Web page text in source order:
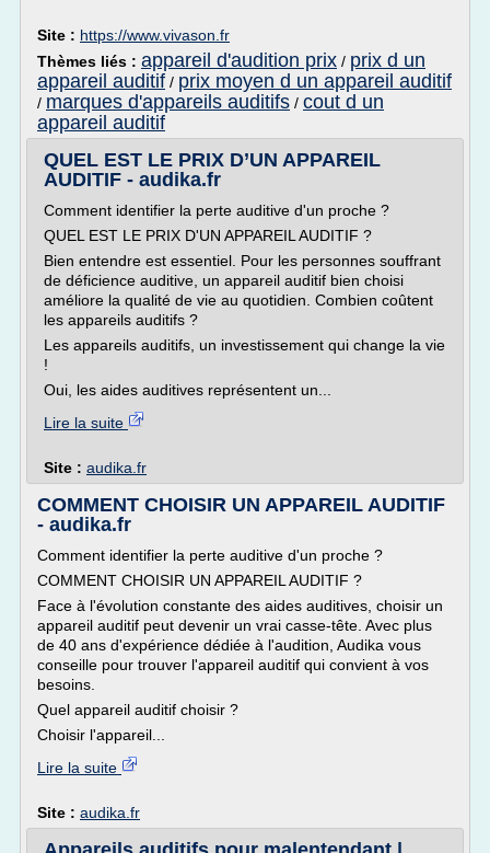
Site : https://www.vivason.fr
Thèmes liés : appareil d'audition prix / prix d un
appareil auditif / prix moyen d un appareil auditif
/ marques d'appareils auditifs / cout d un
appareil auditif
QUEL EST LE PRIX D’UN APPAREIL
AUDITIF - audika.fr
Comment identifier la perte auditive d'un proche ?
QUEL EST LE PRIX D'UN APPAREIL AUDITIF ?
Bien entendre est essentiel. Pour les personnes souffrant
de déficience auditive, un appareil auditif bien choisi
améliore la qualité de vie au quotidien. Combien coûtent
les appareils auditifs ?
Les appareils auditifs, un investissement qui change la vie
!
Oui, les aides auditives représentent un...
Lire la suite
Site : audika.fr
COMMENT CHOISIR UN APPAREIL AUDITIF
- audika.fr
Comment identifier la perte auditive d'un proche ?
COMMENT CHOISIR UN APPAREIL AUDITIF ?
Face à l'évolution constante des aides auditives, choisir un
appareil auditif peut devenir un vrai casse-tête. Avec plus
de 40 ans d'expérience dédiée à l'audition, Audika vous
conseille pour trouver l'appareil auditif qui convient à vos
besoins.
Quel appareil auditif choisir ?
Choisir l'appareil...
Lire la suite
Site : audika.fr